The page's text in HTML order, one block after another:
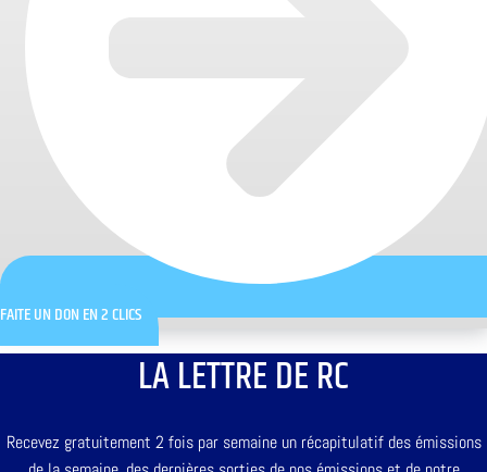
FAITE UN DON EN 2 CLICS
LA LETTRE DE RC
Recevez gratuitement 2 fois par semaine un récapitulatif des émissions